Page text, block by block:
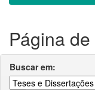
Página
Buscar em: